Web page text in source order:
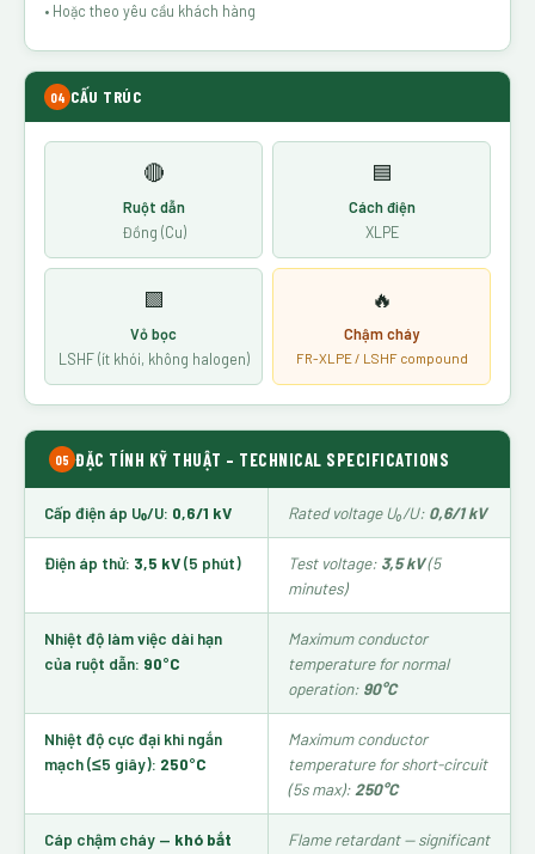
• Hoặc theo yêu cầu khách hàng
04 CẤU TRÚC
🔴
Ruột dẫn
Đồng (Cu)
🟦
Cách điện
XLPE
🟩
Vỏ bọc
LSHF (ít khói, không halogen)
🔥
Chậm cháy
FR-XLPE / LSHF compound
05 ĐẶC TÍNH KỸ THUẬT – TECHNICAL SPECIFICATIONS
Cấp điện áp U₀/U: 0,6/1 kV Rated voltage U₀/U: 0,6/1 kV
Điện áp thử: 3,5 kV(5 phút) Test voltage: 3,5 kV(5
minutes)
Nhiệt độ làm việc dài hạn
của ruột dẫn: 90°C
Maximum conductor
temperature for normal
operation: 90°C
Nhiệt độ cực đại khi ngắn
mạch (≤5 giây): 250°C
Maximum conductor
temperature for short-circuit
(5s max): 250°C
Cáp chậm cháy — khó bắt Flame retardant — significant